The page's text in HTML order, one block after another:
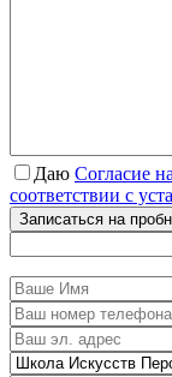
Даю Согласие
соответствии с
Записаться на